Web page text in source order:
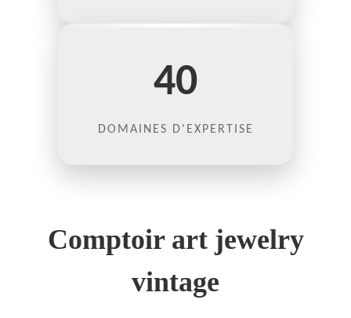
40
DOMAINES D'EXPERTISE
Comptoir art jewelry
vintage